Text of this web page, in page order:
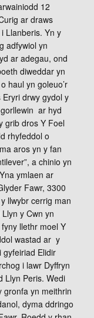
12
ar draws
Llanberis. Yn y
adfywiol yn
ar adegau, ond
diweddar yn
haul yn goleuo’r
drwy gydol y
ar hyd
grib dros Y Foel
rhyfeddol o
aros yn y fan
a chinio yn
ymlaen ar
Fawr, 3300
llwybr cerrig man
y Cwn yn
llethr moel Y
wastad ar y
gyfeiriad Elidir
i lawr Dyffryn
Llyn Peris. Wedi
gronfa yn meithrin
dyma ddringo